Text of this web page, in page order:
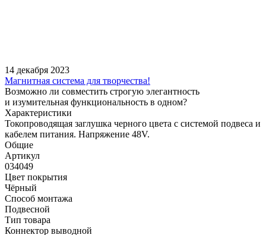
14 декабря 2023
Магнитная система для творчества!
Возможно ли совместить строгую элегантность
и изумительная функциональность в одном?
Характеристики
Токопроводящая заглушка черного цвета с системой подвеса и
кабелем питания. Напряжение 48V.
Общие
Артикул
034049
Цвет покрытия
Чёрный
Способ монтажа
Подвесной
Тип товара
Коннектор выводной